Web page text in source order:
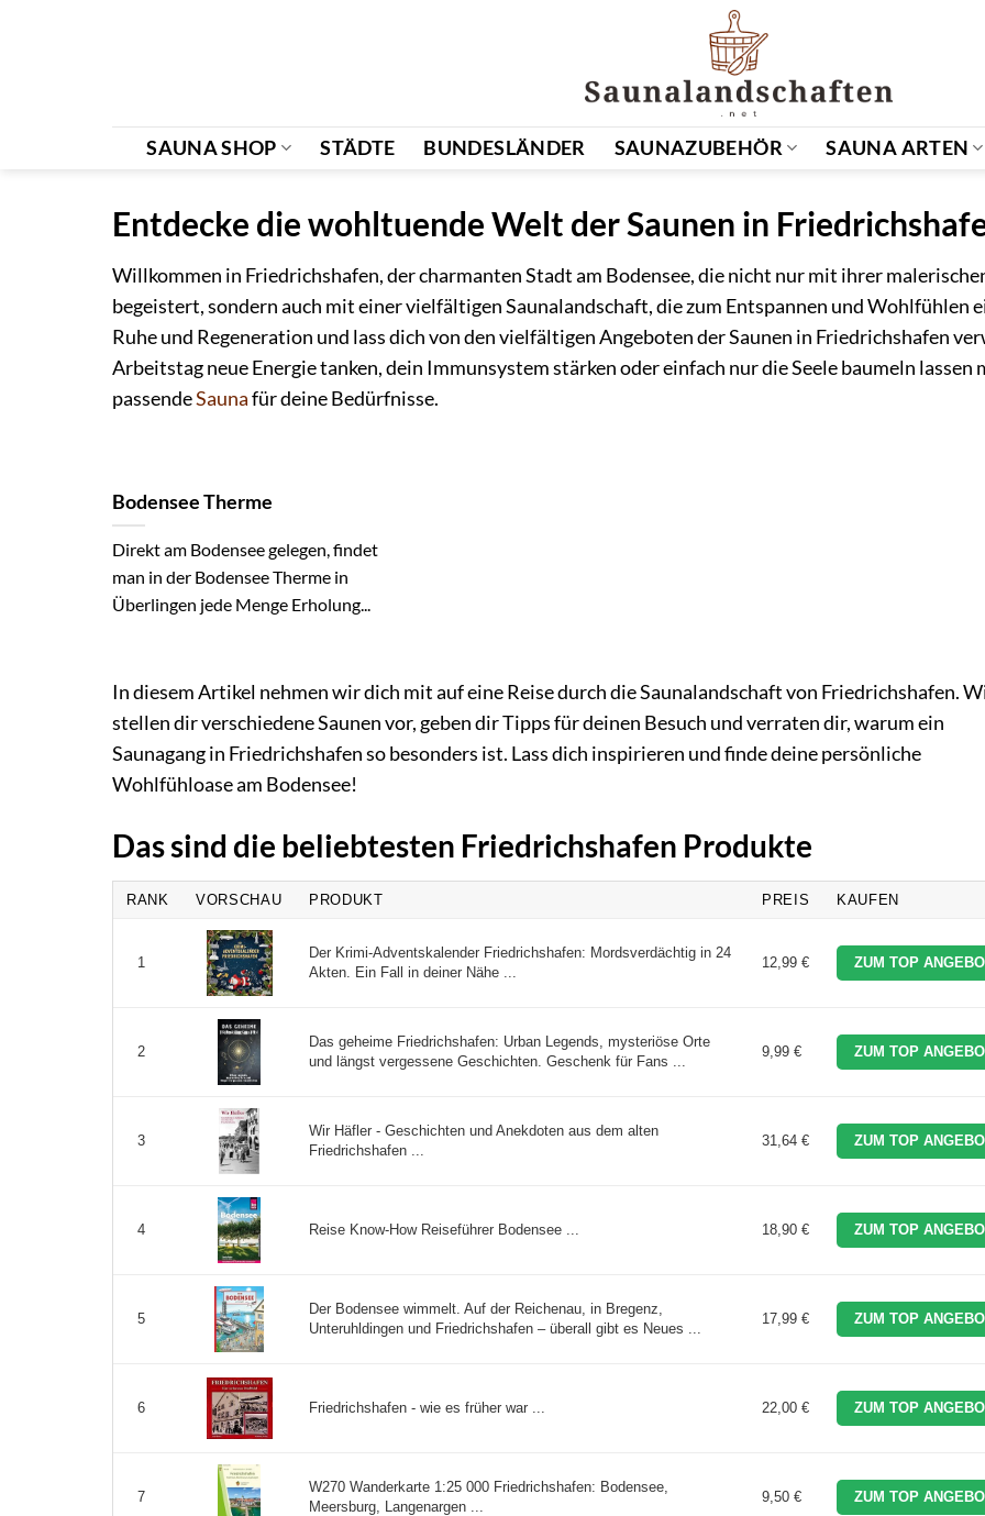
SAUNA SHOP STÄDTE BUNDESLÄNDER SAUNAZUBEHÖR SAUNA ARTEN
Entdecke die wohltuende Welt der Saunen in
Willkommen in Friedrichshafen, der charmanten Stadt am Bodensee, die nicht nur mit ihrer
begeistert, sondern auch mit einer vielfältigen Saunalandschaft, die zum Entspannen und Wohlfühlen
Ruhe und Regeneration und lass dich von den vielfältigen Angeboten der Saunen in Friedrichshafen
Arbeitstag neue Energie tanken, dein Immunsystem stärken oder einfach nur die Seele baumeln
passendeSaunafür deine Bedürfnisse.
Bodensee Therme
Direkt am Bodensee gelegen, findet
man in der Bodensee Therme in
Überlingen jede Menge Erholung...
In diesem Artikel nehmen wir dich mit auf eine Reise durch die Saunalandschaft von Friedrichshafen.
stellen dir verschiedene Saunen vor, geben dir Tipps für deinen Besuch und verraten dir, warum ein
Saunagang in Friedrichshafen so besonders ist. Lass dich inspirieren und finde deine persönliche
Wohlfühloase am Bodensee!
Das sind die beliebtesten Friedrichshafen Produkte
RANK VORSCHAU PRODUKT PREIS KAUFEN
1
Der Krimi-Adventskalender Friedrichshafen: Mordsverdächtig in 24
Akten. Ein Fall in deiner Nähe ...
12,99 € ZUM TOP
2
Das geheime Friedrichshafen: Urban Legends, mysteriöse Orte
und längst vergessene Geschichten. Geschenk für Fans ...
9,99 € ZUM TOP
3
Wir Häfler - Geschichten und Anekdoten aus dem alten
Friedrichshafen ...
31,64 € ZUM TOP
4 Reise Know-How Reiseführer Bodensee ... 18,90 € ZUM TOP
5
Der Bodensee wimmelt. Auf der Reichenau, in Bregenz,
Unteruhldingen und Friedrichshafen – überall gibt es Neues ...
17,99 € ZUM TOP
6 Friedrichshafen - wie es früher war ... 22,00 € ZUM TOP
7
W270 Wanderkarte 1:25 000 Friedrichshafen: Bodensee,
Meersburg, Langenargen ...
9,50 € ZUM TOP